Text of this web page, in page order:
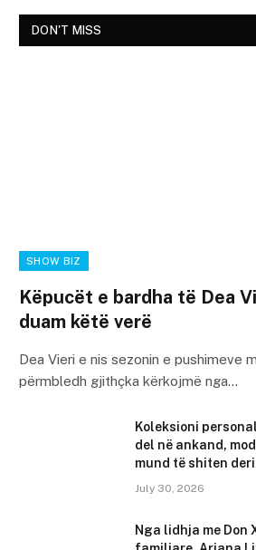
DON'T MISS
SHOW BIZ
Këpucët e bardha të Dea
duam këtë verë
Dea Vieri e nis sezonin e pushimeve
përmbledh gjithçka kërkojmë nga…
Koleksioni
del në ankand,
mund të shiten
July 30, 2026
Nga lidhja me Don